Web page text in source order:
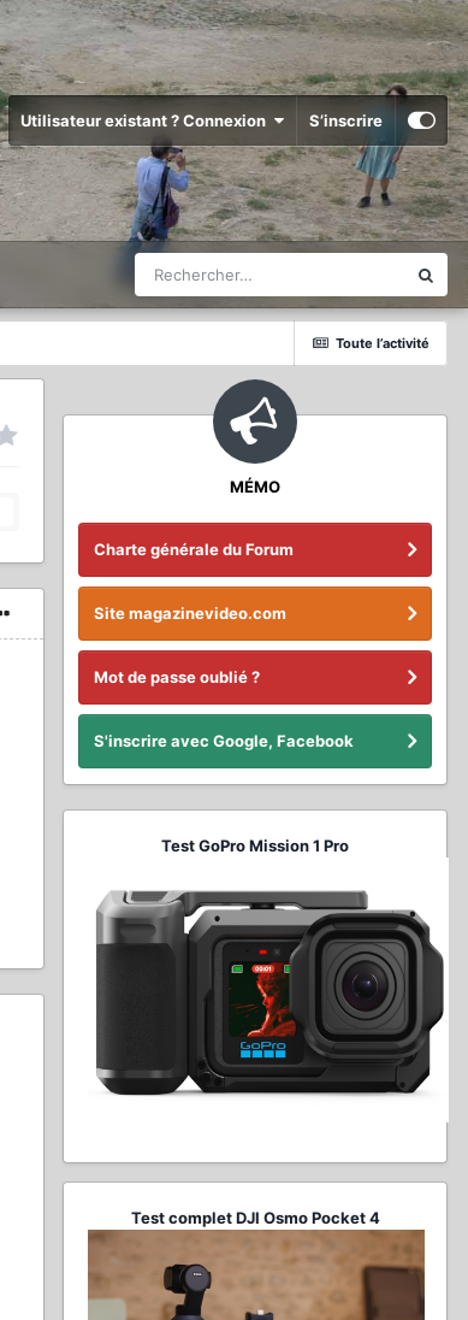
Utilisateur existant ? Connexion S’inscrire
Toute l’activité
MÉMO
Charte générale du Forum
Site magazinevideo.com
Mot de passe oublié ?
S'inscrire avec Google, Facebook
Test GoPro Mission 1 Pro
Test complet DJI Osmo Pocket 4